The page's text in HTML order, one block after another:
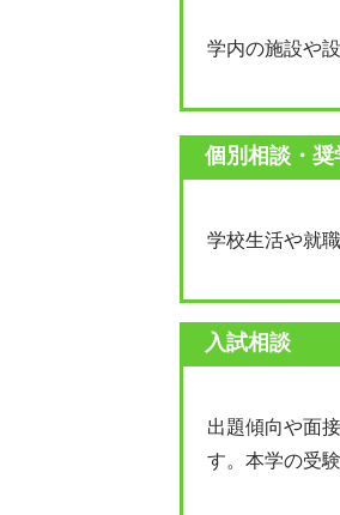
学内の施設や
個別相談・奨
学校生活や就
入試相談
出題傾向や面
す。本学の受